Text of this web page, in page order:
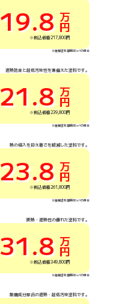
19.8 万円
※税込価格217,800円
※屋根塗布面積80㎡²の場合
遮熱効果と超低汚染性を兼備えた塗料です。
21.8 万円
※税込価格239,800円
※屋根塗布面積80㎡²の場合
熱の侵入を抑え暑さを軽減した塗料です。
23.8 万円
※税込価格261,800円
※屋根塗布面積80㎡²の場合
断熱・遮熱性の優れた塗料です。
31.8 万円
※税込価格349,800円
※屋根塗布面積80㎡²の場合
無機成分配合の遮熱・超低汚染塗料です。